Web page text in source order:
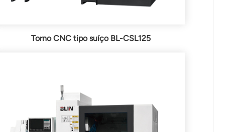
Torno CNC tipo suíço BL-CSL125